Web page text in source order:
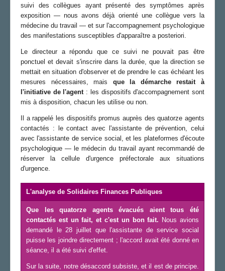
suivi des collègues ayant présenté des symptômes après
exposition — nous avons déjà orienté une collègue vers la
médecine du travail — et sur l'accompagnement psychologique
des manifestations susceptibles d'apparaître a posteriori.
Le directeur a répondu que ce suivi ne pouvait pas être
ponctuel et devait s'inscrire dans la durée, que la direction se
mettait en situation d'observer et de prendre le cas échéant les
mesures nécessaires, mais que la démarche restait à
l'initiative de l'agent: les dispositifs d'accompagnement sont
mis à disposition, chacun les utilise ou non.
Il a rappelé les dispositifs promus auprès des quatorze agents
contactés : le contact avec l'assistante de prévention, celui
avec l'assistante de service social, et les plateformes d'écoute
psychologique — le médecin du travail ayant recommandé de
réserver la cellule d'urgence préfectorale aux situations
d'urgence.
L'analyse de Solidaires Finances Publiques
Que les quatorze agents évacués aient tous été
contactés est un fait, et c'est un bon fait. Nous avions
demandé le 28 juillet que l'assistante de service social
puisse les joindre directement ; l'accord avait été donné en
séance, il a été suivi d'effet.
Sur la suite, notre désaccord subsiste, et il est de principe.